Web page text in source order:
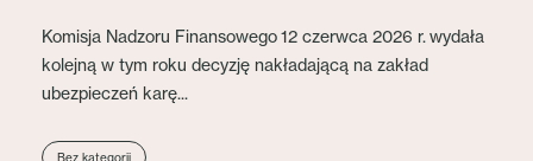
Komisja Nadzoru Finansowego 12 czerwca 2026 r. wydała
kolejną w tym roku decyzję nakładającą na zakład
ubezpieczeń karę...
Bez kategorii